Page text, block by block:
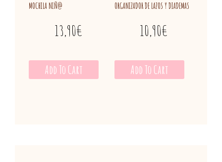
MOCHILA NIÑ@
13,90€
Add To Cart
ORGANIZADOR DE LAZOS Y DIADEMAS
10,90€
Add To Cart